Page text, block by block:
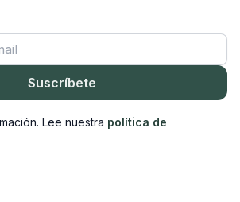
Suscríbete
Lee nuestra política de